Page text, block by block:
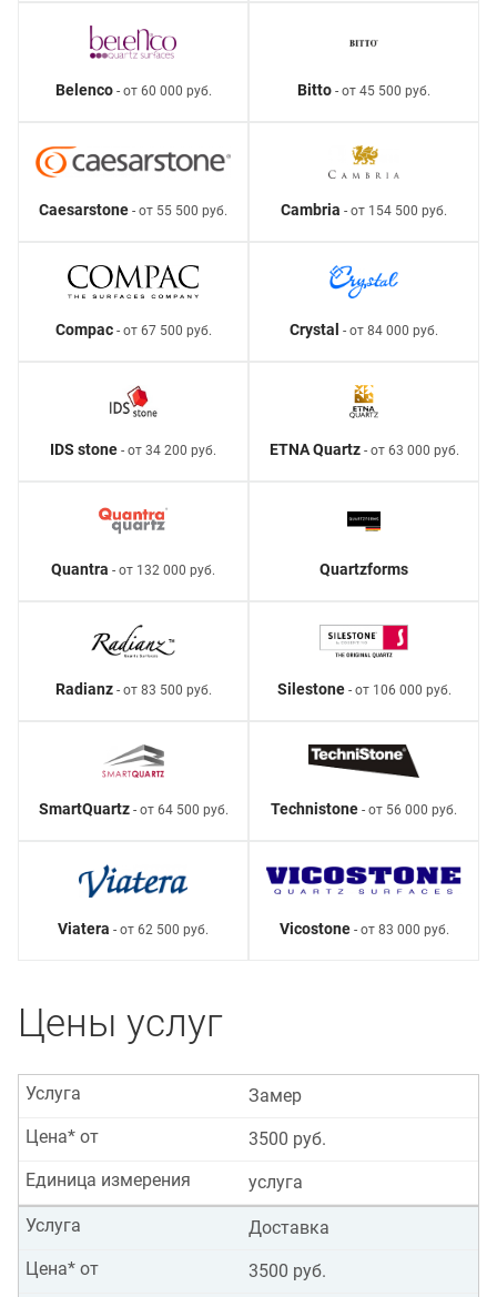
Belenco- от 60 000 руб. Bitto - от 45 500 руб.
Caesarstone - от 55 500 руб. Cambria - от 154 500 руб.
Compac- от 67 500 руб. Crystal - от 84 000 руб.
IDS stone - от 34 200 руб. ETNA Quartz- от 63 000 руб.
Quantra - от 132 000 руб. Quartzforms
Radianz- от 83 500 руб. Silestone- от 106 000 руб.
SmartQuartz- от 64 500 руб. Technistone - от 56 000 руб.
Viatera - от 62 500 руб. Vicostone- от 83 000 руб.
Цены услуг
Замер
Услуга
3500 руб.
Цена* от
услуга
Единица измерения
Доставка
Услуга
3500 руб.
Цена* от